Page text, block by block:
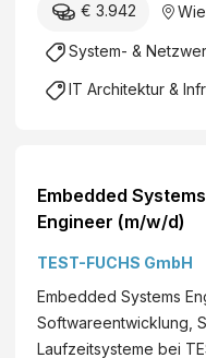
E
e
e
(
a
l
l
r
u
n
T
e
€ 3.942
System- &
IT Architektur &
Embedded Systems
Engineer (m/w/d)
TEST-FUCHS GmbH
Embedded Systems
Softwareentwicklung,
Laufzeitsysteme bei